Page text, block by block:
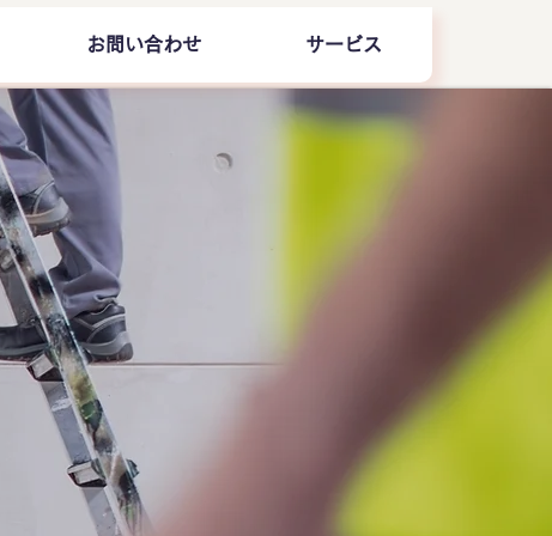
お問い合わせ サービス